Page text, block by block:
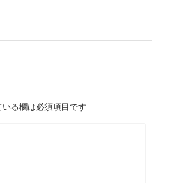
る欄は必須項目です